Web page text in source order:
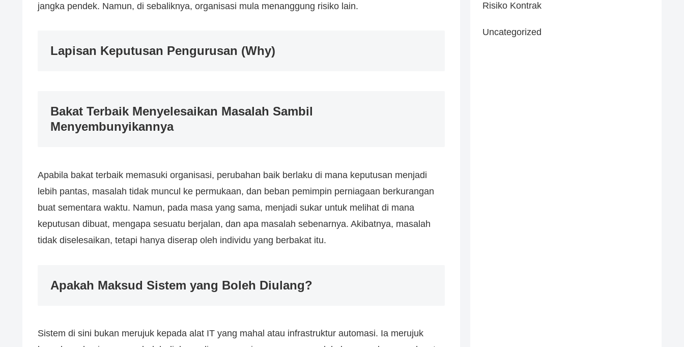
jangka pendek. Namun, di sebaliknya, organisasi mula menanggung risiko lain.
Lapisan Keputusan Pengurusan (Why)
Bakat Terbaik Menyelesaikan Masalah Sambil
Menyembunyikannya
Apabila bakat terbaik memasuki organisasi, perubahan baik berlaku di mana keputusan menjadi
lebih pantas, masalah tidak muncul ke permukaan, dan beban pemimpin perniagaan berkurangan
buat sementara waktu. Namun, pada masa yang sama, menjadi sukar untuk melihat di mana
keputusan dibuat, mengapa sesuatu berjalan, dan apa masalah sebenarnya. Akibatnya, masalah
tidak diselesaikan, tetapi hanya diserap oleh individu yang berbakat itu.
Apakah Maksud Sistem yang Boleh Diulang?
Sistem di sini bukan merujuk kepada alat IT yang mahal atau infrastruktur automasi. Ia merujuk
Risiko Kontrak
Uncategorized